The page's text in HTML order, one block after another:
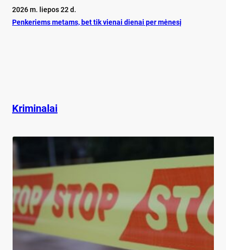
2026 m. liepos 22 d.
Pen­ke­riems me­tams, bet tik vie­nai die­nai per mė­ne­sį
Kriminalai